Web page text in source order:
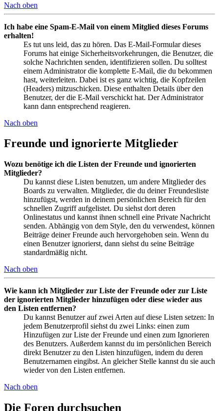
Nach oben
Ich habe eine Spam-E-Mail von einem Mitglied dieses Forums
erhalten!
Es tut uns leid, das zu hören. Das E-Mail-Formular dieses
Forums hat einige Sicherheitsvorkehrungen, die Benutzer, die
solche Nachrichten senden, identifizieren sollen. Du solltest
einem Administrator die komplette E-Mail, die du bekommen
hast, weiterleiten. Dabei ist es ganz wichtig, die Kopfzeilen
(Headers) mitzuschicken. Diese enthalten Details über den
Benutzer, der die E-Mail verschickt hat. Der Administrator
kann dann entsprechend reagieren.
Nach oben
Freunde und ignorierte Mitglieder
Wozu benötige ich die Listen der Freunde und ignorierten
Mitglieder?
Du kannst diese Listen benutzen, um andere Mitglieder des
Boards zu verwalten. Mitglieder, die du deiner Freundesliste
hinzufügst, werden in deinem persönlichen Bereich für den
schnellen Zugriff aufgelistet. Du siehst dort deren
Onlinestatus und kannst ihnen schnell eine Private Nachricht
senden. Abhängig von dem Style, den du verwendest, können
Beiträge deiner Freunde auch hervorgehoben sein. Wenn du
einen Benutzer ignorierst, dann siehst du seine Beiträge
standardmäßig nicht.
Nach oben
Wie kann ich Mitglieder zur Liste der Freunde oder zur Liste
der ignorierten Mitglieder hinzufügen oder diese wieder aus
den Listen entfernen?
Du kannst Benutzer auf zwei Arten auf diese Listen setzen: In
jedem Benutzerprofil siehst du zwei Links: einen zum
Hinzufügen zur Liste der Freunde und einen zum Ignorieren
des Benutzers. Außerdem kannst du im persönlichen Bereich
direkt Benutzer zu den Listen hinzufügen, indem du deren
Benutzernamen eingibst. An gleicher Stelle kannst du sie auch
wieder von den Listen entfernen.
Nach oben
Die Foren durchsuchen